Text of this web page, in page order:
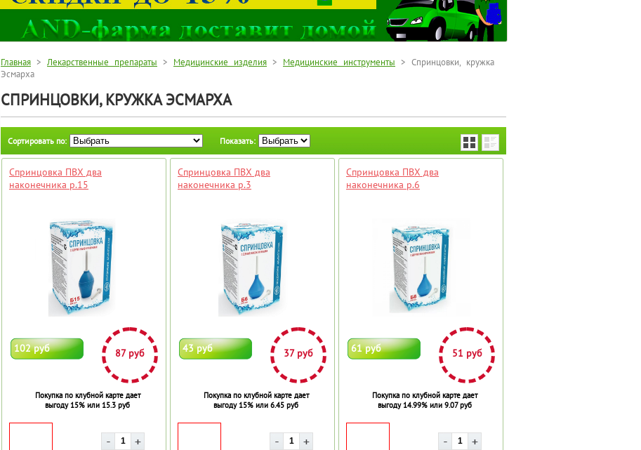
Главная > Лекарственные препараты > Медицинские изделия > Медицинские инструменты > Спринцовки, кружка
Эсмарха
СПРИНЦОВКИ, КРУЖКА ЭСМАРХА
Сортировать по: Показать:
Спринцовка ПВХ два
наконечника р.15
102 руб 87 руб
Покупка по клубной карте дает
выгоду 15% или 15.3 руб
Спринцовка ПВХ два
наконечника р.3
43 руб 37 руб
Покупка по клубной карте дает
выгоду 15% или 6.45 руб
Спринцовка ПВХ два
наконечника р.6
61 руб 51 руб
Покупка по клубной карте дает
выгоду 14.99% или 9.07 руб